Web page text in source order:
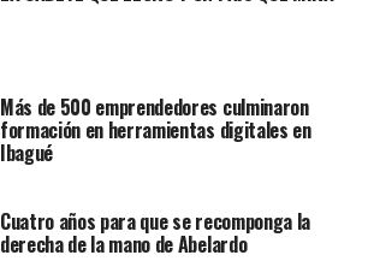
Más de 500 emprendedores culminaron
formación en herramientas digitales en
Ibagué
Cuatro años para que se recomponga la
derecha de la mano de Abelardo